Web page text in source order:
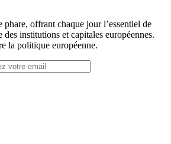
offrant chaque jour l’essentiel de
des institutions et capitales européennes.
la politique européenne.